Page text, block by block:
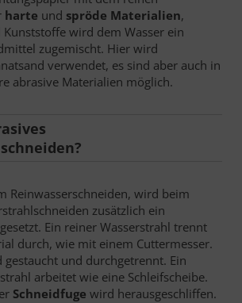
harte und spröde Materialien,
Kunststoffe wird dem Wasser ein
zugemischt. Hier wird
verwendet, es sind aber auch in
abrasive Materialien möglich.
Reinwasserschneiden, wird beim
zusätzlich ein
Ein reiner Wasserstrahl trennt
durch, wie mit einem Cuttermesser.
gestaucht und durchgetrennt. Ein
arbeitet wie eine Schleifscheibe.
Schneidfuge wird herausgeschliffen.